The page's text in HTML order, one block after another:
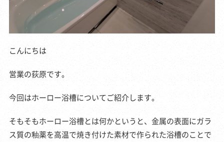
こんにちは
営業の荻原です。
今回はホーロー浴槽についてご紹介します。
そもそもホーロー浴槽とは何かというと、金属の表面にガラ
ス質の釉薬を高温で焼き付けた素材で作られた浴槽のことで